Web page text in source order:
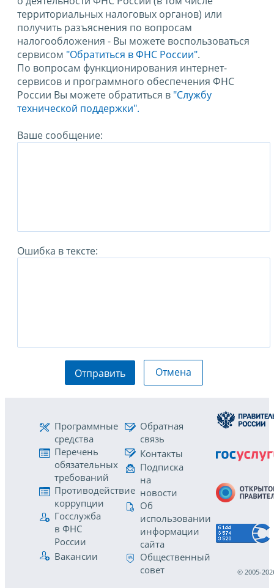
территориальных налоговых органов) или
получить разъяснения по вопросам
налогообложения - Вы можете воспользоваться
сервисом "Обратиться в ФНС России".
По вопросам функционирования интернет-
сервисов и программного обеспечения ФНС
России Вы можете обратиться в "Службу
технической поддержки".
Ваше сообщение:
Ошибка в тексте:
Отправить Отмена
Программные
средства
Перечень
обязательных
требований
Противодействие
коррупции
Госслужба
в ФНС
России
Вакансии
Обратная
связь
Контакты
Подписка
на
новости
Об
использовании
информации
сайта
Общественный
совет
© 2005-